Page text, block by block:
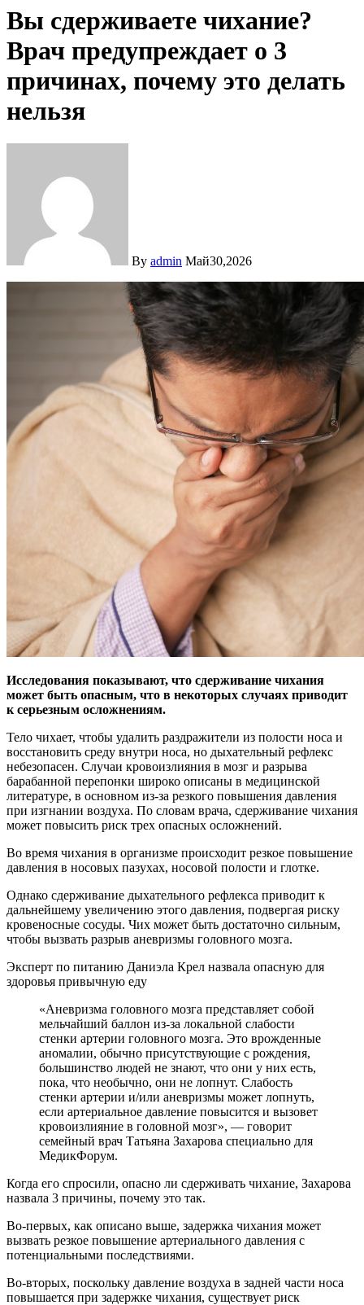
Вы сдерживаете чихание?
Врач предупреждает о 3
причинах, почему это делать
нельзя
By admin Май30,2026
Исследования показывают, что сдерживание чихания
может быть опасным, что в некоторых случаях приводит
к серьезным осложнениям.
Тело чихает, чтобы удалить раздражители из полости носа и
восстановить среду внутри носа, но дыхательный рефлекс
небезопасен. Случаи кровоизлияния в мозг и разрыва
барабанной перепонки широко описаны в медицинской
литературе, в основном из-за резкого повышения давления
при изгнании воздуха. По словам врача, сдерживание чихания
может повысить риск трех опасных осложнений.
Во время чихания в организме происходит резкое повышение
давления в носовых пазухах, носовой полости и глотке.
Однако сдерживание дыхательного рефлекса приводит к
дальнейшему увеличению этого давления, подвергая риску
кровеносные сосуды. Чих может быть достаточно сильным,
чтобы вызвать разрыв аневризмы головного мозга.
Эксперт по питанию Даниэла Крел назвала опасную для
здоровья привычную еду
«Аневризма головного мозга представляет собой
мельчайший баллон из-за локальной слабости
стенки артерии головного мозга. Это врожденные
аномалии, обычно присутствующие с рождения,
большинство людей не знают, что они у них есть,
пока, что необычно, они не лопнут. Слабость
стенки артерии и/или аневризмы может лопнуть,
если артериальное давление повысится и вызовет
кровоизлияние в головной мозг», — говорит
семейный врач Татьяна Захарова специально для
МедикФорум.
Когда его спросили, опасно ли сдерживать чихание, Захарова
назвала 3 причины, почему это так.
Во-первых, как описано выше, задержка чихания может
вызвать резкое повышение артериального давления с
потенциальными последствиями.
Во-вторых, поскольку давление воздуха в задней части носа
повышается при задержке чихания, существует риск